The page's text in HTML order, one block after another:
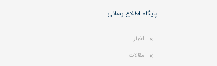
پایگاه اطلاع رسانی
اخبار
مقالات